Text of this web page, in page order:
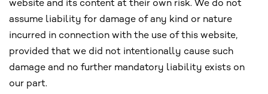
website and its content at their own risk. We do not
assume liability for damage of any kind or nature
incurred in connection with the use of this website,
provided that we did not intentionally cause such
damage and no further mandatory liability exists on
our part.